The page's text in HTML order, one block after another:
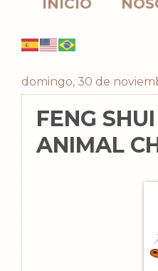
INICIO
domingo, 30 de
FENG
ANIMAL